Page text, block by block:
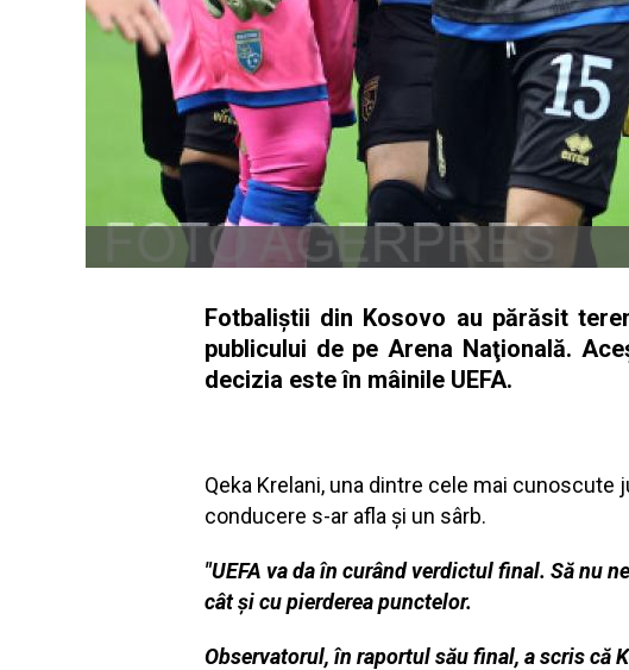
Fotbaliştii din Kosovo au părăsit
publicului de pe Arena Naţională.
decizia este în mâinile UEFA.
Qeka Krelani, una dintre cele mai cunoscute
conducere s-ar afla şi un sârb.
"UEFA va da în curând verdictul final. Să nu
cât și cu pierderea punctelor.
Observatorul, în raportul său final, a scris că